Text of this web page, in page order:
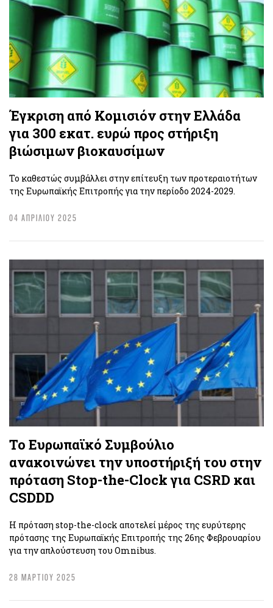
Έγκριση από Κομισιόν στην Ελλάδα
για 300 εκατ. ευρώ προς στήριξη
βιώσιμων βιοκαυσίμων
Το καθεστώς συμβάλλει στην επίτευξη των προτεραιοτήτων
της Ευρωπαϊκής Επιτροπής για την περίοδο 2024-2029.
04 ΑΠΡΙΛΙΟΥ 2025
Το Ευρωπαϊκό Συμβούλιο
ανακοινώνει την υποστήριξή του στην
πρόταση Stop-the-Clock για CSRD και
CSDDD
Η πρόταση stop-the-clock αποτελεί μέρος της ευρύτερης
πρότασης της Ευρωπαϊκής Επιτροπής της 26ης Φεβρουαρίου
για την απλούστευση του Omnibus.
28 ΜΑΡΤΙΟΥ 2025